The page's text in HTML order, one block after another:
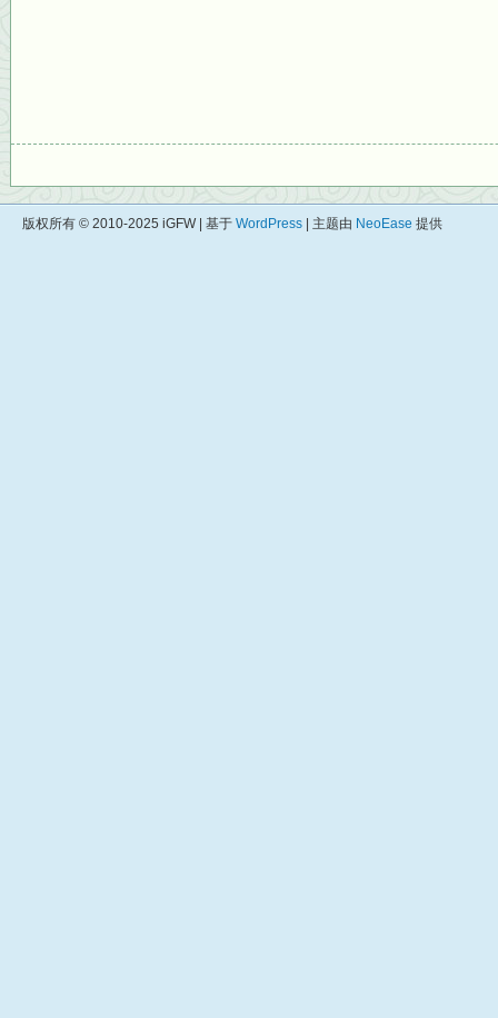
版权所有 © 2010-2025 iGFW | 基于 WordPress | 主题由 NeoEase 提供